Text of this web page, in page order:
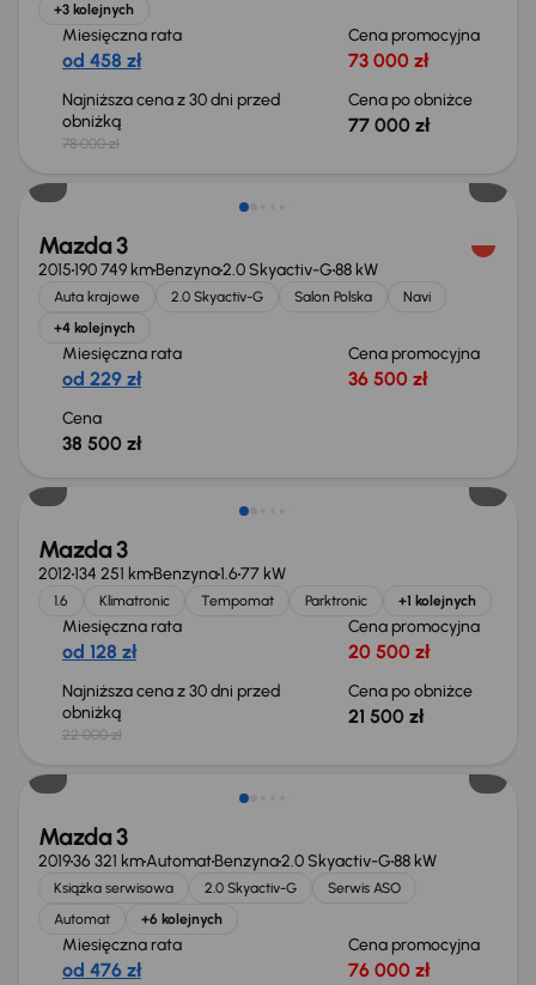
+3 kolejnych
Miesięczna rata
od 458 zł
Cena promocyjna
73 000 zł
Najniższa cena z 30 dni przed
obniżką
78 000 zł
Cena po obniżce
77 000 zł
Mazda 3
2015190 749 kmBenzyna2.0 Skyactiv-G88 kW
Auta krajowe 2.0 Skyactiv-G Salon Polska
Navi
+4 kolejnych
Miesięczna rata
od 229 zł
Cena promocyjna
36 500 zł
Cena
38 500 zł
Taniej o 500 zł
Mazda 3
2012134 251 kmBenzyna1.677 kW
1.6 Klimatronic Tempomat Parktronic +1 kolejnych
Miesięczna rata
od 128 zł
Cena promocyjna
20 500 zł
Najniższa cena z 30 dni przed
obniżką
22 000 zł
Cena po obniżce
21 500 zł
Mazda 3
201936 321 kmAutomatBenzyna2.0 Skyactiv-G88 kW
Książka serwisowa 2.0 Skyactiv-G
Serwis ASO
Automat
+6 kolejnych
Miesięczna rata
od 476 zł
Cena promocyjna
76 000 zł